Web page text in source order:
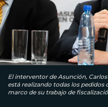
El interventor de Asunción,
está realizando todas los pedidos
marco de su trabajo de